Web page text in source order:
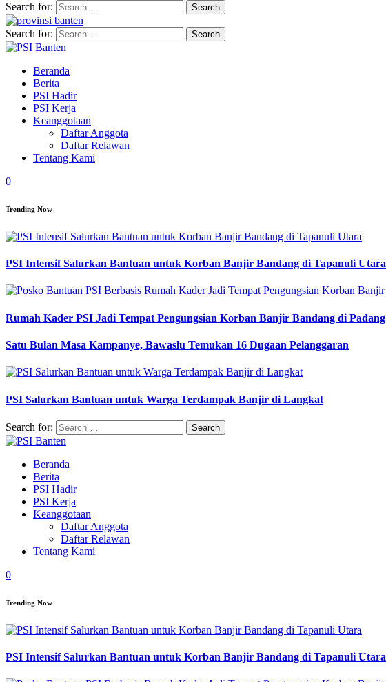
Search for:
Search for:
Beranda
Berita
PSI Hadir
PSI Kerja
Keanggotaan
Daftar Anggota
Daftar Relawan
Tentang Kami
0
Trending Now
PSI Intensif Salurkan Bantuan untuk Korban Banjir Bandang di Tapanuli Utara
Rumah Kader PSI Jadi Tempat Pengungsian Korban Banjir Bandang di Padang
Satu Bulan Masa Kampanye, Bawaslu Temukan 16 Dugaan Pelanggaran
PSI Salurkan Bantuan untuk Warga Terdampak Banjir di Langkat
Search for:
Beranda
Berita
PSI Hadir
PSI Kerja
Keanggotaan
Daftar Anggota
Daftar Relawan
Tentang Kami
0
Trending Now
PSI Intensif Salurkan Bantuan untuk Korban Banjir Bandang di Tapanuli Utara